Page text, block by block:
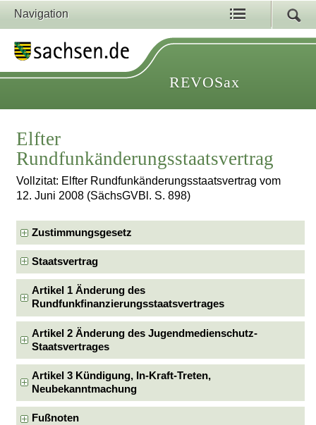
Navigation
REVOSax
Elfter
Rundfunkänderungsstaatsvertrag
Vollzitat: Elfter Rundfunkänderungsstaatsvertrag vom
12. Juni 2008 (SächsGVBl. S. 898)
Zustimmungsgesetz
Staatsvertrag
Artikel 1 Änderung des
Rundfunkfinanzierungsstaatsvertrages
Artikel 2 Änderung des Jugendmedienschutz-
Staatsvertrages
Artikel 3 Kündigung, In-Kraft-Treten,
Neubekanntmachung
Fußnoten